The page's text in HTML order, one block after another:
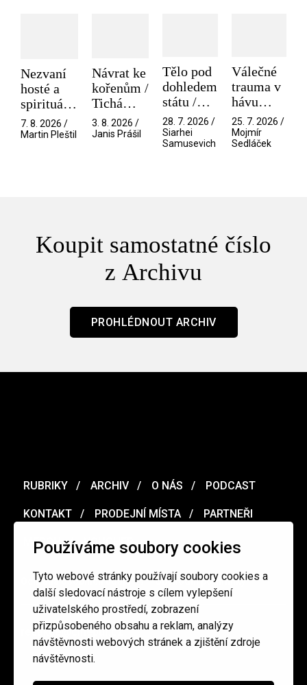
Používáme soubory cookies
Tyto webové stránky používají soubory cookies a
další sledovací nástroje s cílem vylepšení
uživatelského prostředí, zobrazení
přizpůsobeného obsahu a reklam, analýzy
návštěvnosti webových stránek a zjištění zdroje
návštěvnosti.
Nezvaní
hosté a
spirituální
narušitelé
z vesmíru
7. 8. 2026 /
Martin Pleštil
Návrat ke
kořenům /
Tichá
přítelkyně
3. 8. 2026 /
Janis Prášil
Tělo pod
dohledem
státu /
Pramen
28. 7. 2026 /
Siarhei
Samusevich
Válečné
trauma v
hávu
spektáklu
/ Odyssea
25. 7. 2026 /
Mojmír
Sedláček
Koupit samostatné číslo
z Archivu
PROHLÉDNOUT ARCHIV
RUBRIKY ARCHIV O NÁS PODCAST
KONTAKT PRODEJNÍ MÍSTA PARTNEŘI
MERCH VOUCHER
Ochrana osobních údajů / Obchodní podmínky
redakce@cinepur.cz